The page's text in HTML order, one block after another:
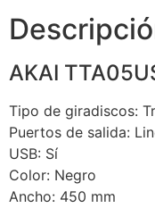
AKAI
Tipo de giradiscos:
Puertos de salida:
USB: Sí
Color: Negro
Ancho: 450 mm